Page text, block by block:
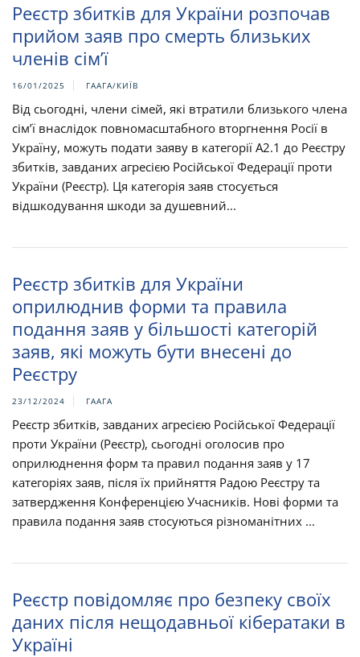
Реєстр збитків для України розпочав
прийом заяв про смерть близьких
членів сім’ї
16/01/2025 ГААГА/КИЇВ
Від сьогодні, члени сімей, які втратили близького члена
сім’ї внаслідок повномасштабного вторгнення Росії в
Україну, можуть подати заяву в категорії А2.1 до Реєстру
збитків, завданих агресією Російської Федерації проти
України (Реєстр). Ця категорія заяв стосується
відшкодування шкоди за душевний...
Реєстр збитків для України
оприлюднив форми та правила
подання заяв у більшості категорій
заяв, які можуть бути внесені до
Реєстру
23/12/2024 ГААГА
Реєстр збитків, завданих агресією Російської Федерації
проти України (Реєстр), сьогодні оголосив про
оприлюднення форм та правил подання заяв у 17
категоріях заяв, після їх прийняття Радою Реєстру та
затвердження Конференцією Учасників. Нові форми та
правила подання заяв стосуються різноманітних ...
Реєстр повідомляє про безпеку своїх
даних після нещодавньої кібератаки в
Україні